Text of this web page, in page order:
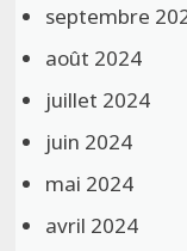
septembre
août 2024
juillet 2024
juin 2024
mai 2024
avril 2024